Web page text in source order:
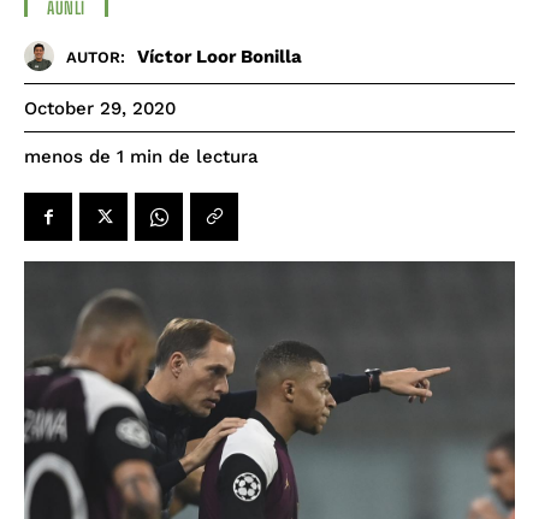
AUNLI
AUTOR: Víctor Loor Bonilla
October 29, 2020
menos de 1 min de lectura